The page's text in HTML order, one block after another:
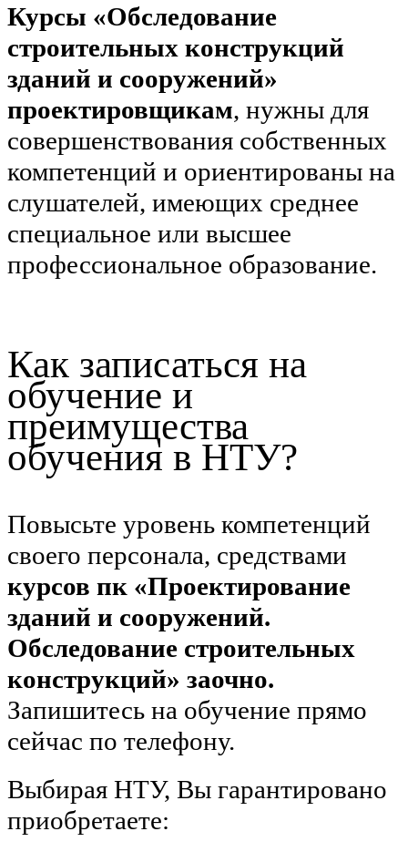
Курсы «Обследование
строительных конструкций
зданий и сооружений»
проектировщикам, нужны для
совершенствования собственных
компетенций и ориентированы на
слушателей, имеющих среднее
специальное или высшее
профессиональное образование.
Как записаться на
обучение и
преимущества
обучения в НТУ?
Повысьте уровень компетенций
своего персонала, средствами
курсов пк «Проектирование
зданий и сооружений.
Обследование строительных
конструкций» заочно.
Запишитесь на обучение прямо
сейчас по телефону.
Выбирая НТУ, Вы гарантировано
приобретаете: